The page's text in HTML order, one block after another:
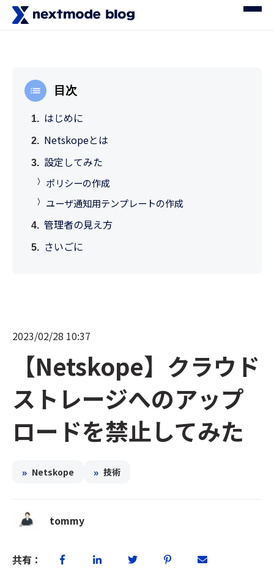
目次
はじめに
Netskopeとは
設定してみた
ポリシーの作成
ユーザ通知用テンプレートの作成
管理者の見え方
さいごに
2023/02/28 10:37
【Netskope】クラウド
ストレージへのアップ
ロードを禁止してみた
» Netskope » 技術
tommy
共有：